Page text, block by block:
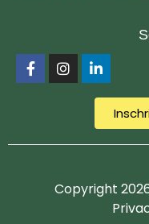
Copyright